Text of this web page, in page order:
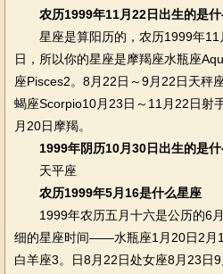
农历1999年11月22日出生的是
星座是算阳历的，农历1999年11
日，所以你的星座是摩羯座水瓶座
座Pisces2。8月22日～9月22日天秤
蝎座Scorpio10月23日～11月22日射
月20日摩羯。
1999年阴历10月30日出生的是
天平座
农历1999年5月16是什么星座
1999年农历五月十六是公历的6月
细的星座时间——水瓶座1月20日2月
白羊座3。日8月22日处女座8月23日